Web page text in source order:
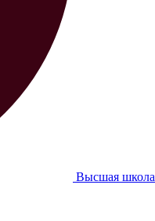
Высшая школа